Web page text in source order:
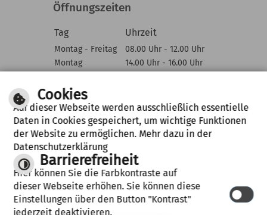
Öffnungszeiten
Tag Uhrzeit
Montag - Freitag
08.00 Uhr - 12.00 Uhr
Montag
14.00 Uhr - 16.00 Uhr
Barrierefreiheit
Leichte Sprache
Gebärdensprache
IMPRESSUM DATENSCHUTZERKLÄRUNG
HILFE
BARRIEREFREIHEIT
Cookies
Auf dieser Webseite werden ausschließlich essentielle
Daten in Cookies gespeichert, um wichtige Funktionen
der Website zu ermöglichen. Mehr dazu in der
Datenschutzerklärung
Barrierefreiheit
Hier können Sie die Farbkontraste auf
dieser Webseite erhöhen. Sie können diese
Einstellungen über den Button "Kontrast"
jederzeit deaktivieren.